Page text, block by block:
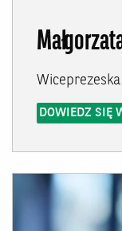
DOWIEDZ SIĘ